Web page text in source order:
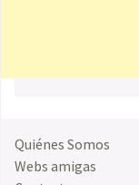
Quiénes Somos
Webs amigas